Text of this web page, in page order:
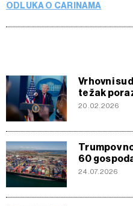
ODLUKA O CARINAMA
Vrhovni
težak
20.02.2026
Trumpov
60
24.07.2026